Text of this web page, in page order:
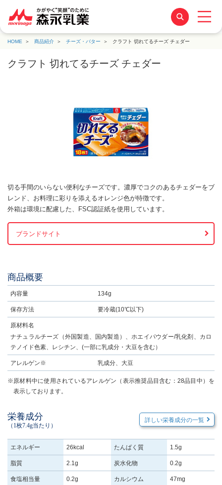
HOME 商品紹介 チーズ・バター クラフト 切れてるチーズ チェダー
クラフト 切れてるチーズ チェダー
切る手間のいらない便利なチーズです。濃厚でコクのあるチェダーをブ
レンド、お料理に彩りを添えるオレンジ色が特徴です。
外箱は環境に配慮した、FSC認証紙を使用しています。
ブランドサイト
商品概要
内容量 134g
保存方法 要冷蔵(10℃以下)
原材料名
ナチュラルチーズ（外国製造、国内製造）、ホエイパウダー/乳化剤、カロ
テノイド色素、レシチン、(一部に乳成分・大豆を含む）
アレルゲン※ 乳成分、大豆
※原材料中に使用されているアレルゲン（表示推奨品目含む：28品目中）を
表示しております。
栄養成分
（1枚7.4g当たり）
詳しい栄養成分の一覧
エネルギー 26kcal たんぱく質 1.5g
脂質 2.1g 炭水化物 0.2g
食塩相当量 0.2g カルシウム 47mg